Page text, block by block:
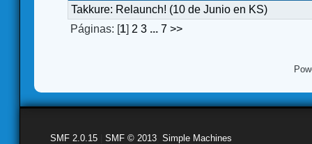
Takkure: Relaunch! (10 de Junio en KS)
Páginas: [1] 2 3 ... 7 >>
SMF 2.0.15 SMF © 2013 Simple Machines